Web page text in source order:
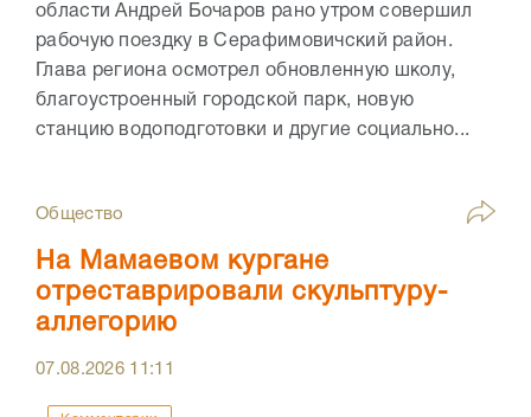
области Андрей Бочаров рано утром совершил
рабочую поездку в Серафимовичский район.
Глава региона осмотрел обновленную школу,
благоустроенный городской парк, новую
станцию водоподготовки и другие социально...
Общество
На Мамаевом кургане
отреставрировали скульптуру-
аллегорию
07.08.2026 11:11